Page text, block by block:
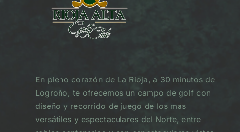
En pleno corazón de La Rioja, a 30 minutos de
Logroño, te ofrecemos un campo de golf con
diseño y recorrido de juego de los más
versátiles y espectaculares del Norte, entre